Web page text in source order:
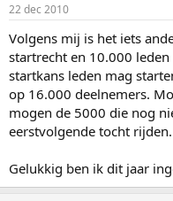
22 dec 2010
Volgens mij is het iets
startrecht en 10.000
startkans leden mag
op 16.000 deelnemers.
mogen de 5000 die nog
eerstvolgende tocht rijden.
Gelukkig ben ik dit jaar